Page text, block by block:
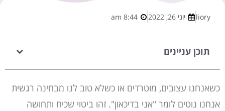
liory יוני 26, 2022 8:44 am
תוכן עניינים
כשאנחנו עצובים, מוטרדים או כשלא טוב לנו מבחינה רגשית
אנחנו נוטים לומר "אני בדיכאון". זהו ביטוי שכיח ותחושה